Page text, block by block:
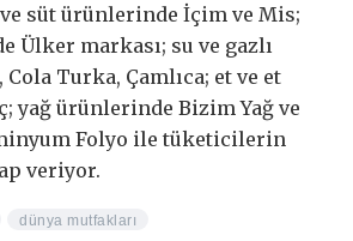
süt ürünlerinde İçim ve Mis;
Ülker markası; su ve gazlı
Turka, Çamlıca; et ve et
yağ ürünlerinde Bizim Yağ ve
Folyo ile tüketicilerin
veriyor.
dünya mutfakları